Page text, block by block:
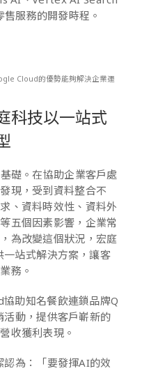
服務的開發時程。
Cloud的優勢能夠解決企業運
科技以一站式
礎。在協助企業客戶處
現，受到資料整合不
、資料時效性、資料外
五個因素影響，企業常
為改變這個狀況，宏庭
站式解決方案，讓客
務。
助知名餐飲連鎖品牌Q
動，提供客戶嶄新的
收獲利表現。
為：「要發揮AI的效